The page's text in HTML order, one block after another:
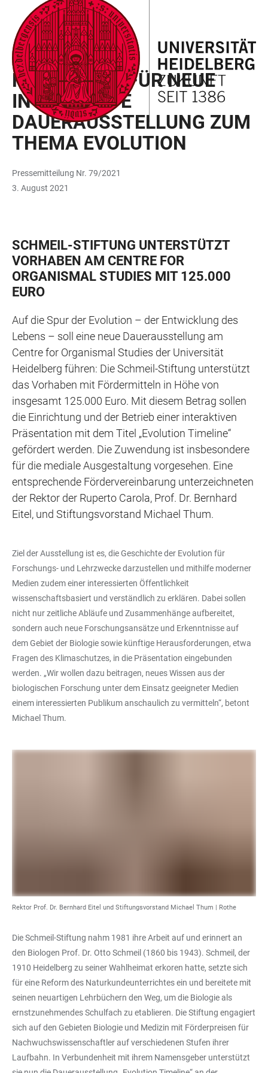
LINKS
ZUR
BARRIEREFREIHEIT
ZUM
HAUPTINHALT
HAUPTNAVIGATION
ÖFFNEN
WEBSEITENSUCHE
ÖFFNEN
UNIVERSITÄT
FÖRDERUNG FÜR NEUE
INTERAKTIVE
DAUERAUSSTELLUNG ZUM
THEMA EVOLUTION
Pressemitteilung Nr. 79/2021
3. August 2021
SCHMEIL-STIFTUNG UNTERSTÜTZT
VORHABEN AM CENTRE FOR
ORGANISMAL STUDIES MIT 125.000
EURO
Auf die Spur der Evolution – der Entwicklung des
Lebens – soll eine neue Dauerausstellung am
Centre for Organismal Studies der Universität
Heidelberg führen: Die Schmeil-Stiftung unterstützt
das Vorhaben mit Fördermitteln in Höhe von
insgesamt 125.000 Euro. Mit diesem Betrag sollen
die Einrichtung und der Betrieb einer interaktiven
Präsentation mit dem Titel „Evolution Timeline“
gefördert werden. Die Zuwendung ist insbesondere
für die mediale Ausgestaltung vorgesehen. Eine
entsprechende Fördervereinbarung unterzeichneten
der Rektor der Ruperto Carola, Prof. Dr. Bernhard
Eitel, und Stiftungsvorstand Michael Thum.
Ziel der Ausstellung ist es, die Geschichte der Evolution für
Forschungs- und Lehrzwecke darzustellen und mithilfe moderner
Medien zudem einer interessierten Öffentlichkeit
wissenschaftsbasiert und verständlich zu erklären. Dabei sollen
nicht nur zeitliche Abläufe und Zusammenhänge aufbereitet,
sondern auch neue Forschungsansätze und Erkenntnisse auf
dem Gebiet der Biologie sowie künftige Herausforderungen, etwa
Fragen des Klimaschutzes, in die Präsentation eingebunden
werden. „Wir wollen dazu beitragen, neues Wissen aus der
biologischen Forschung unter dem Einsatz geeigneter Medien
einem interessierten Publikum anschaulich zu vermitteln“, betont
Michael Thum.
Rektor Prof. Dr. Bernhard Eitel und Stiftungsvorstand Michael Thum | Rothe
Die Schmeil-Stiftung nahm 1981 ihre Arbeit auf und erinnert an
den Biologen Prof. Dr. Otto Schmeil (1860 bis 1943). Schmeil, der
1910 Heidelberg zu seiner Wahlheimat erkoren hatte, setzte sich
für eine Reform des Naturkundeunterrichtes ein und bereitete mit
seinen neuartigen Lehrbüchern den Weg, um die Biologie als
ernstzunehmendes Schulfach zu etablieren. Die Stiftung engagiert
sich auf den Gebieten Biologie und Medizin mit Förderpreisen für
Nachwuchswissenschaftler auf verschiedenen Stufen ihrer
Laufbahn. In Verbundenheit mit ihrem Namensgeber unterstützt